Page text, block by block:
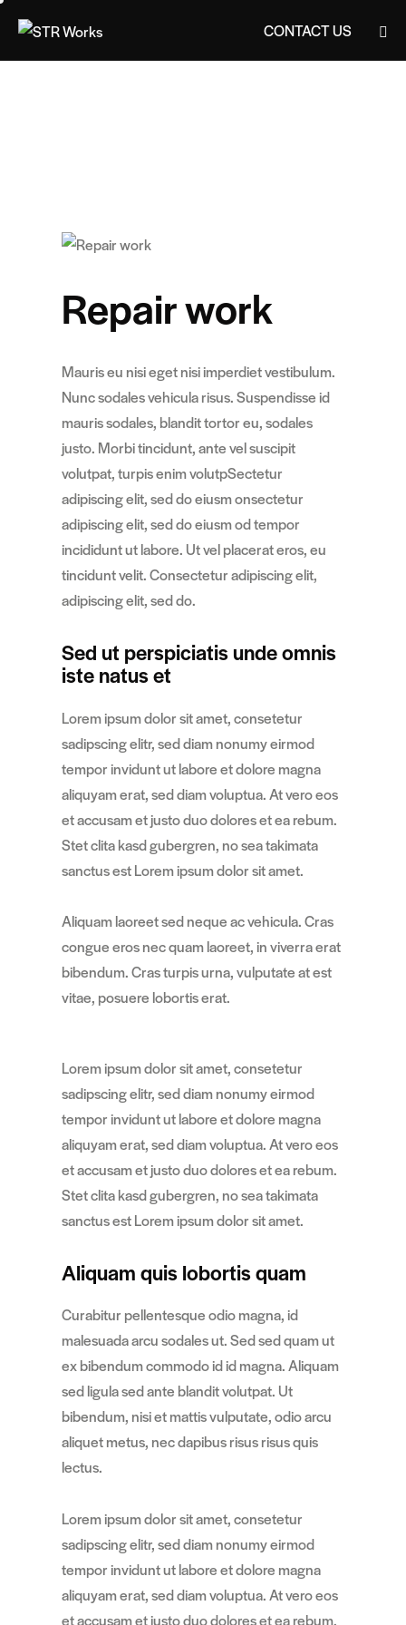
CONTACT US
Repair work
Mauris eu nisi eget nisi imperdiet vestibulum.
Nunc sodales vehicula risus. Suspendisse id
mauris sodales, blandit tortor eu, sodales
justo. Morbi tincidunt, ante vel suscipit
volutpat, turpis enim volutpSectetur
adipiscing elit, sed do eiusm onsectetur
adipiscing elit, sed do eiusm od tempor
incididunt ut labore. Ut vel placerat eros, eu
tincidunt velit. Consectetur adipiscing elit,
adipiscing elit, sed do.
Sed ut perspiciatis unde omnis
iste natus et
Lorem ipsum dolor sit amet, consetetur
sadipscing elitr, sed diam nonumy eirmod
tempor invidunt ut labore et dolore magna
aliquyam erat, sed diam voluptua. At vero eos
et accusam et justo duo dolores et ea rebum.
Stet clita kasd gubergren, no sea takimata
sanctus est Lorem ipsum dolor sit amet.
Aliquam laoreet sed neque ac vehicula. Cras
congue eros nec quam laoreet, in viverra erat
bibendum. Cras turpis urna, vulputate at est
vitae, posuere lobortis erat.
Lorem ipsum dolor sit amet, consetetur
sadipscing elitr, sed diam nonumy eirmod
tempor invidunt ut labore et dolore magna
aliquyam erat, sed diam voluptua. At vero eos
et accusam et justo duo dolores et ea rebum.
Stet clita kasd gubergren, no sea takimata
sanctus est Lorem ipsum dolor sit amet.
Aliquam quis lobortis quam
Curabitur pellentesque odio magna, id
malesuada arcu sodales ut. Sed sed quam ut
ex bibendum commodo id id magna. Aliquam
sed ligula sed ante blandit volutpat. Ut
bibendum, nisi et mattis vulputate, odio arcu
aliquet metus, nec dapibus risus risus quis
lectus.
Lorem ipsum dolor sit amet, consetetur
sadipscing elitr, sed diam nonumy eirmod
tempor invidunt ut labore et dolore magna
aliquyam erat, sed diam voluptua. At vero eos
et accusam et justo duo dolores et ea rebum.